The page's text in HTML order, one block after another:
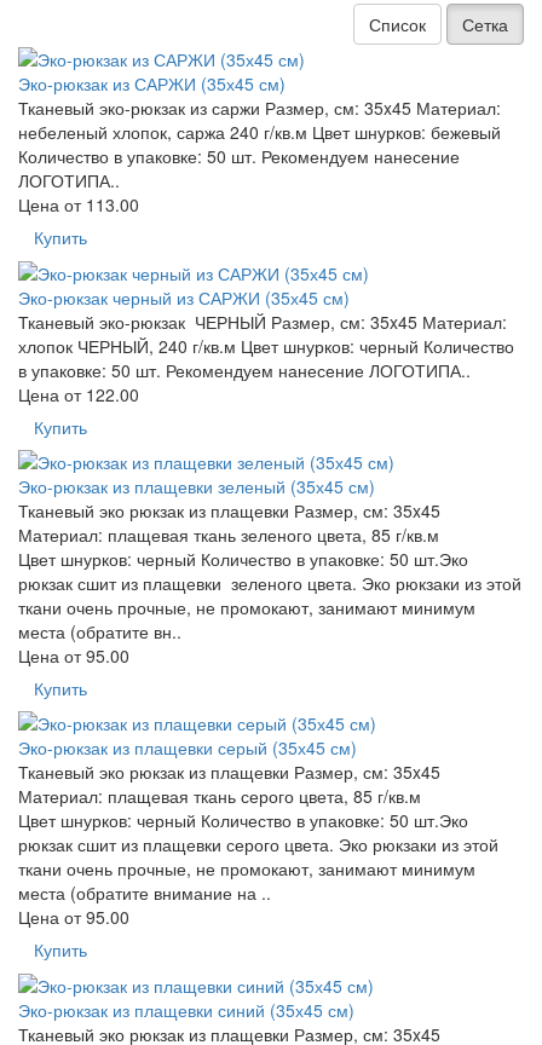
Список Сетка
Эко-рюкзак из САРЖИ (35х45 см)
Тканевый эко-рюкзак из саржи Размер, см: 35x45 Материал:
небеленый хлопок, саржа 240 г/кв.м Цвет шнурков: бежевый
Количество в упаковке: 50 шт. Рекомендуем нанесение
ЛОГОТИПА..
Цена от 113.00
Купить
Эко-рюкзак черный из САРЖИ (35х45 см)
Тканевый эко-рюкзак ЧЕРНЫЙ Размер, см: 35x45 Материал:
хлопок ЧЕРНЫЙ, 240 г/кв.м Цвет шнурков: черный Количество
в упаковке: 50 шт. Рекомендуем нанесение ЛОГОТИПА..
Цена от 122.00
Купить
Эко-рюкзак из плащевки зеленый (35х45 см)
Тканевый эко рюкзак из плащевки Размер, см: 35x45
Материал: плащевая ткань зеленого цвета, 85 г/кв.м
Цвет шнурков: черный Количество в упаковке: 50 шт.Эко
рюкзак сшит из плащевки зеленого цвета. Эко рюкзаки из этой
ткани очень прочные, не промокают, занимают минимум
места (обратите вн..
Цена от95.00
Купить
Эко-рюкзак из плащевки серый (35х45 см)
Тканевый эко рюкзак из плащевки Размер, см: 35x45
Материал: плащевая ткань серого цвета, 85 г/кв.м
Цвет шнурков: черный Количество в упаковке: 50 шт.Эко
рюкзак сшит из плащевки серого цвета. Эко рюкзаки из этой
ткани очень прочные, не промокают, занимают минимум
места (обратите внимание на ..
Цена от95.00
Купить
Эко-рюкзак из плащевки синий (35х45 см)
Тканевый эко рюкзак из плащевки Размер, см: 35x45